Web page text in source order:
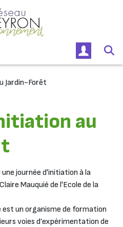
Jardin-Forêt
au
journée d'initiation à la
Mauquié de l'Ecole de la
est un organisme de formation
voies d’expérimentation de